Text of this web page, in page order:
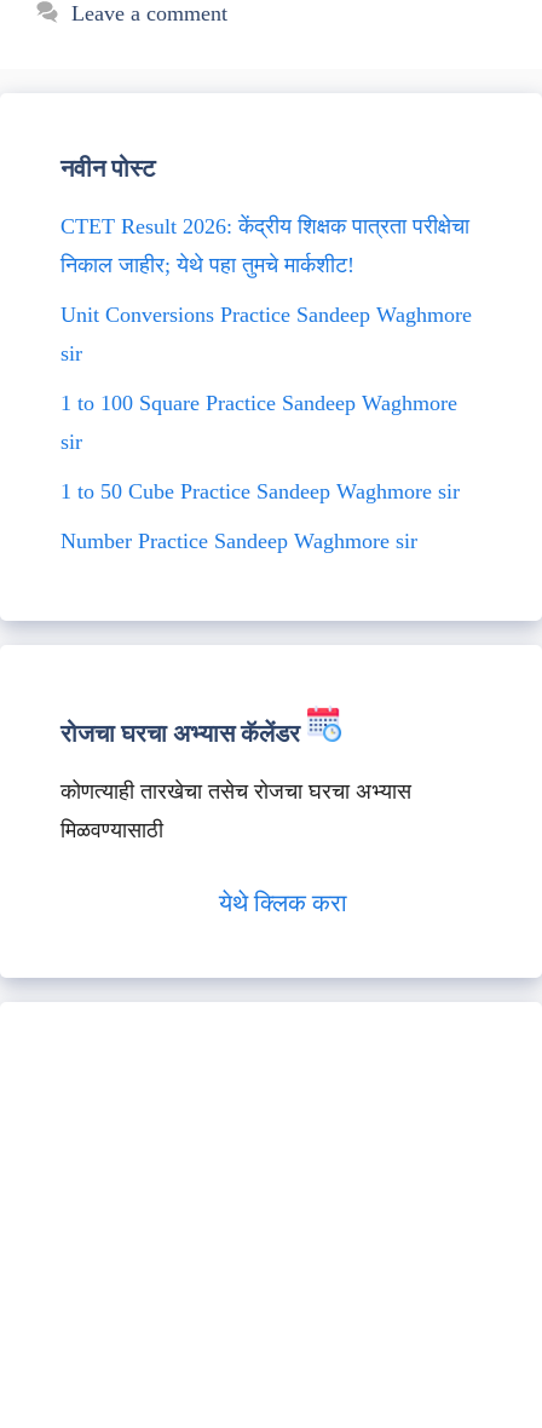
Leave a comment
नवीन पोस्ट
CTET Result 2026: केंद्रीय शिक्षक पात्रता परीक्षेचा
निकाल जाहीर; येथे पहा तुमचे मार्कशीट!
Unit Conversions Practice Sandeep Waghmore
sir
1 to 100 Square Practice Sandeep Waghmore
sir
1 to 50 Cube Practice Sandeep Waghmore sir
Number Practice Sandeep Waghmore sir
रोजचा घरचा अभ्यास कॅलेंडर
कोणत्याही तारखेचा तसेच रोजचा घरचा अभ्यास
मिळवण्यासाठी
येथे क्लिक करा